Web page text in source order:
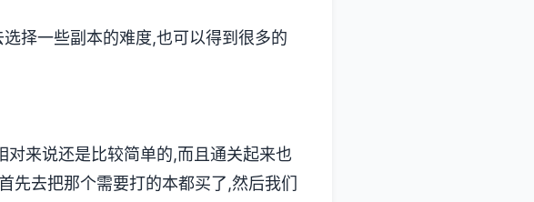
择一些副本的难度,也可以得到很多的
来说还是比较简单的,而且通关起来也
先去把那个需要打的本都买了,然后我们